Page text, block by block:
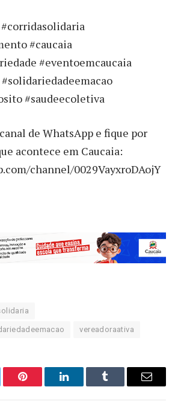
#caucaia
#eventoemcaucaia
#saudeecoletiva
de WhatsApp e fique por
acontece em Caucaia:
channel/0029VayxroDAojY
vereadoraativa
Pinterest LinkedInTumblr Email